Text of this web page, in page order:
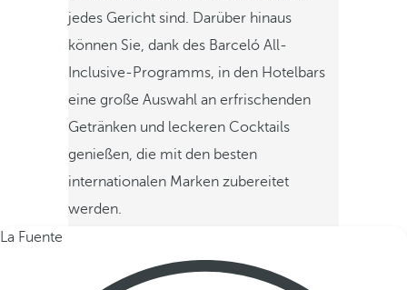
jedes Gericht sind. Darüber hinaus
können Sie, dank des Barceló All-
Inclusive-Programms, in den Hotelbars
eine große Auswahl an erfrischenden
Getränken und leckeren Cocktails
genießen, die mit den besten
internationalen Marken zubereitet
werden.
La Fuente